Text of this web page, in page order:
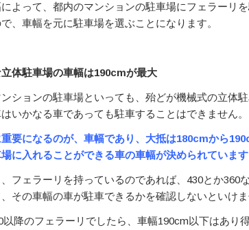
よって、都内のマンションの駐車場にフェラーリ
、車幅を元に駐車場を選ぶことになります。
体駐車場の車幅は190cmが最大
ションの駐車場といっても、殆どが機械式の立体
いかなる車であっても駐車することはできません。
要になるのが、車幅であり、大抵は180cmから
に入れることができる車の車幅が決められています
フェラーリを持っているのであれば、430とか360
その車幅の車が駐車できるかを確認しないといけま
以降のフェラーリでしたら、車幅190cm以下はあり